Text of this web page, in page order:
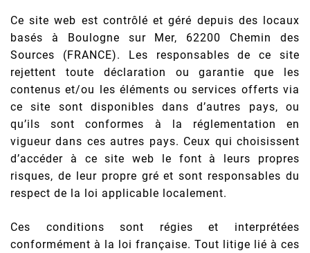
Ce site web est contrôlé et géré depuis des locaux
basés à Boulogne sur Mer, 62200 Chemin des
Sources (FRANCE). Les responsables de ce site
rejettent toute déclaration ou garantie que les
contenus et/ou les éléments ou services offerts via
ce site sont disponibles dans d’autres pays, ou
qu’ils sont conformes à la réglementation en
vigueur dans ces autres pays. Ceux qui choisissent
d’accéder à ce site web le font à leurs propres
risques, de leur propre gré et sont responsables du
respect de la loi applicable localement.
Ces conditions sont régies et interprétées
conformément à la loi française. Tout litige lié à ces